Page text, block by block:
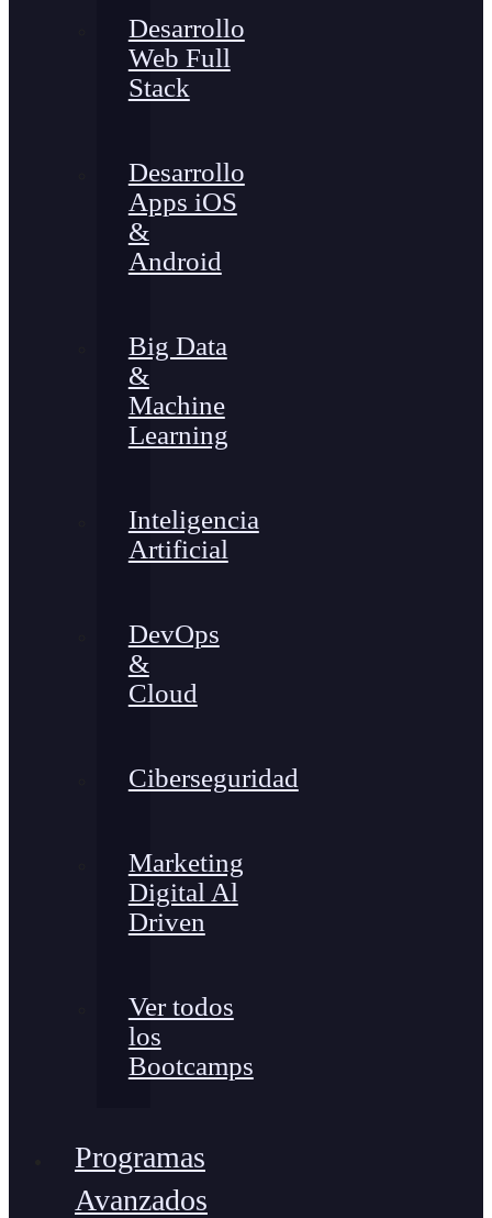
Desarrollo
Web Full
Stack
Desarrollo
Apps iOS
&
Android
Big Data
&
Machine
Learning
Inteligencia
Artificial
DevOps
&
Cloud
Ciberseguridad
Marketing
Digital Al
Driven
Ver todos
los
Bootcamps
Programas
Avanzados